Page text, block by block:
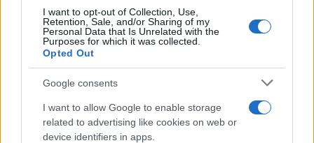
I want to opt-out of Collection, Use,
Retention, Sale, and/or Sharing of my
Personal Data that Is Unrelated with the
Purposes for which it was collected.
Opted Out
Google consents
I want to allow Google to enable storage
related to advertising like cookies on web or
device identifiers in apps.